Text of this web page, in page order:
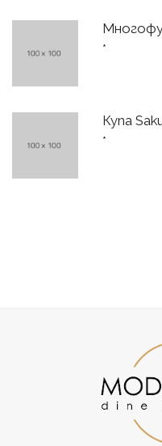
*
Купа
*